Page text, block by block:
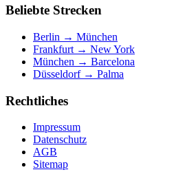
Beliebte Strecken
Berlin → München
Frankfurt → New York
München → Barcelona
Düsseldorf → Palma
Rechtliches
Impressum
Datenschutz
AGB
Sitemap